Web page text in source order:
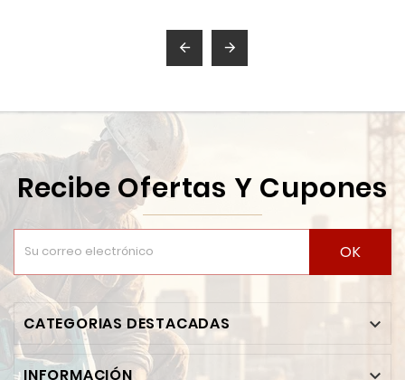
 
Recibe Ofertas Y Cupones
OK
CATEGORIAS DESTACADAS 
INFORMACIÓN